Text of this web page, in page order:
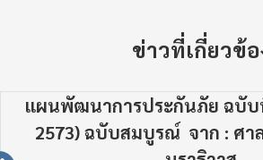
ข่าวที่เกี่ยวข้อ
แผนพัฒนาการประกันภัย ฉบับ
2573) ฉบับสมบูรณ์ จาก : ศา